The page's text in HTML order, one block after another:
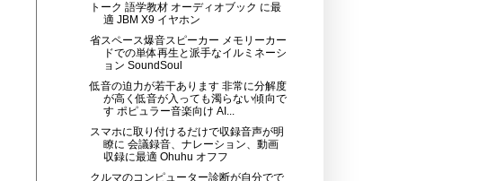
トーク 語学教材 オーディオブック に最
適 JBM X9 イヤホン
省スペース爆音スピーカー メモリーカー
ドでの単体再生と派手なイルミネーシ
ョン SoundSoul
低音の迫力が若干あります 非常に分解度
が高く低音が入っても濁らない傾向で
す ポピュラー音楽向け AI...
スマホに取り付けるだけで収録音声が明
瞭に 会議録音、ナレーション、動画
収録に最適 Ohuhu オフフ
クルマのコンピューター診断が自分でで